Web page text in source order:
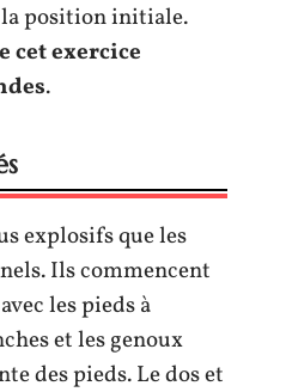
position initiale.
cet exercice
.
explosifs que les
Ils commencent
les pieds à
et les genoux
des pieds. Le dos et